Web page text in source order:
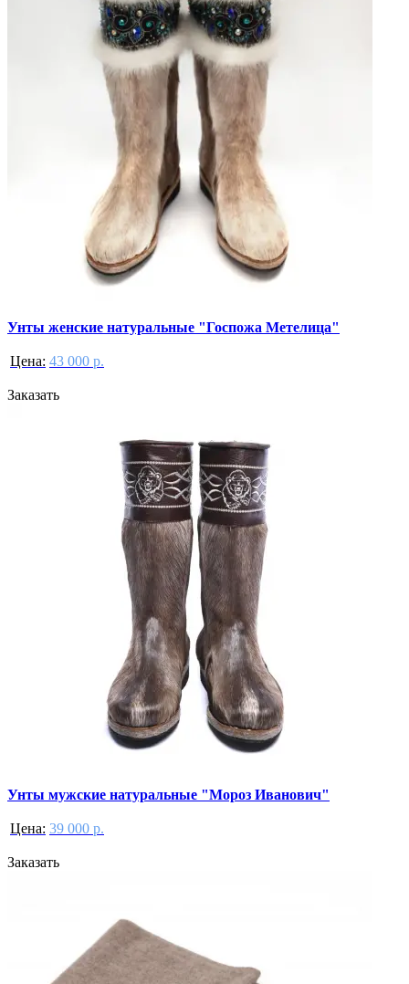
Унты женские натуральные "Госпожа Метелица"
Цена: 43 000 р.
Заказать
Унты мужские натуральные "Мороз Иванович"
Цена: 39 000 р.
Заказать